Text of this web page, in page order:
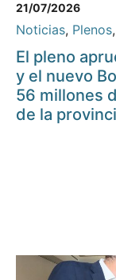
21/07/2026
Noticias, Plenos,
El pleno
y el nuevo
56 millones
de la